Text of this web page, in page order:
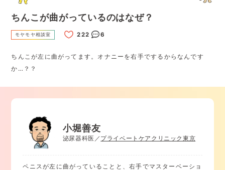
ちんこが曲がっているのはなぜ？
モヤモヤ相談室 6
ちんこが左に曲がってます。オナニーを右手でするからなんです
か…？？
小堀善友
泌尿器科医／ プライベートケアクリニック東京
ペニスが左に曲がっていることと、右手でマスターベーショ